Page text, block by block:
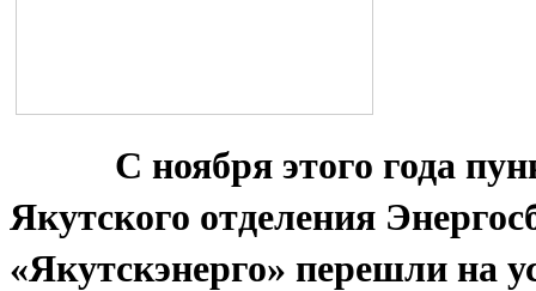
С ноября этого года
Якутского отделения
«Якутскэнерго» перешли на